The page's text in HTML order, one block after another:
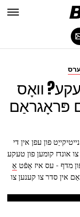
וואָס
פון עפן אין די
אונדז קומען פון טעקע
מדף - עס איז אָפֿט אַ
אין סדר צו קענען צו